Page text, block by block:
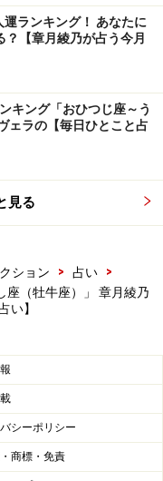
ランキング！ あなたに
？【章月綾乃が占う今月
キング「おひつじ座～う
ェラの【毎日ひとこと占
見る
ション > 占い
>
（牡牛座）」 章月綾乃
い】
シーポリシー
商標・免責